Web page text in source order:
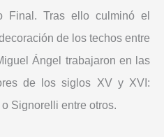
Final. Tras ello culminó el
de los techos entre
Ángel trabajaron en las
de los siglos XV y XVI:
Signorelli entre otros.